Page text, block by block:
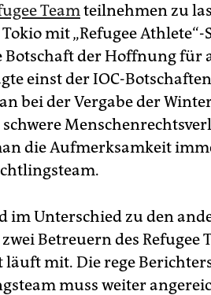
Teamteilnehmen zu
mit „Refugee
Botschaft der Hoffnung für
einst der IOC-
bei der Vergabe der
die Aufmerksamkeit
im Unterschied zu den
Betreuern des Refugee
mit. Die rege
muss weiter